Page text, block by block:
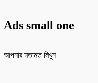
Ads small one
আপনার মতামত লিখুন